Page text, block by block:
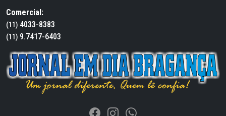
Comercial:
(11) 4033-8383
(11) 9.7417-6403